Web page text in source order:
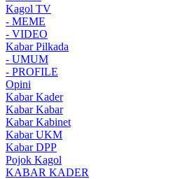
Kagol TV
- MEME
- VIDEO
Kabar Pilkada
- UMUM
- PROFILE
Opini
Kabar Kader
Kabar Kabar
Kabar Kabinet
Kabar UKM
Kabar DPP
Pojok Kagol
KABAR KADER